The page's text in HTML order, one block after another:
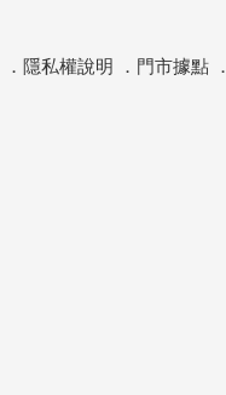
． 隱私權說明 ． 門市據點．